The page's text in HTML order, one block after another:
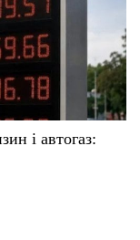
і автогаз: